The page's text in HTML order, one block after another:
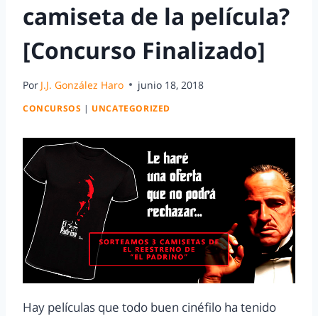
camiseta de la película?
[Concurso Finalizado]
Por J.J. González Haro junio 18, 2018
CONCURSOS | UNCATEGORIZED
Hay películas que todo buen cinéfilo ha tenido